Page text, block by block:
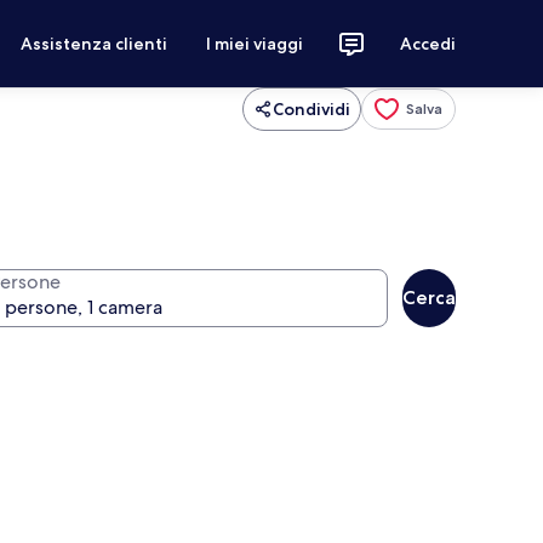
Assistenza clienti I miei viaggi Accedi
Condividi Salva
Cerca